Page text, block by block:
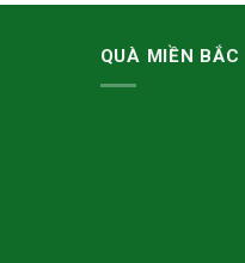
QUÀ MIỀN BẮC